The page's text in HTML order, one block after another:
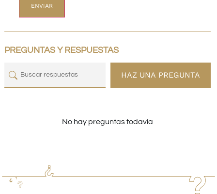
PREGUNTAS Y RESPUESTAS
HAZ UNA PREGUNTA
No hay preguntas todavía